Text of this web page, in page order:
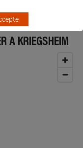
À KRIEGSHEIM